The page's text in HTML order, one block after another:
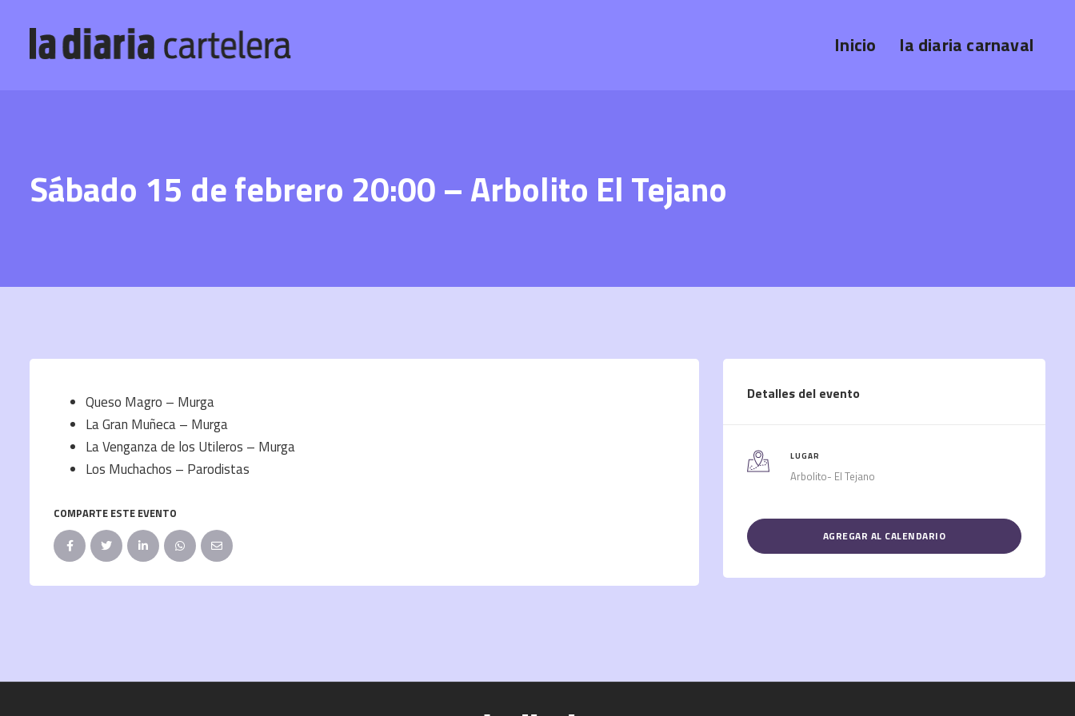
Inicio la diaria carnaval
Sábado 15 de febrero 20:00 – Arbolito El Tejano
Queso Magro – Murga
La Gran Muñeca – Murga
La Venganza de los Utileros – Murga
Los Muchachos – Parodistas
COMPARTE ESTE EVENTO
Detalles del evento
LUGAR
Arbolito- El Tejano
AGREGAR AL CALENDARIO